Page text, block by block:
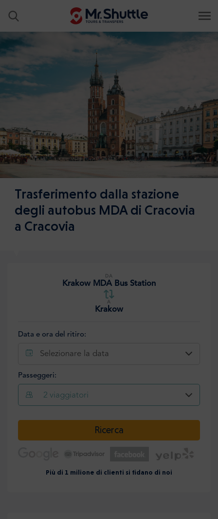
Trasferimento dalla stazione
degli autobus MDA di Cracovia
a Cracovia
DA
Krakow MDA Bus Station
A
Krakow
Data e ora del ritiro:
Selezionare la data
Passeggeri:
2 viaggiatori
Ricerca
Più di 1 milione di clienti si fidano di noi